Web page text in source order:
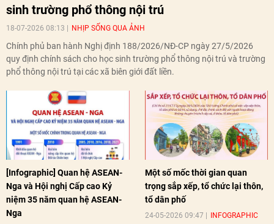
sinh trường phổ thông nội trú
18-07-2026 08:13 NHỊP SỐNG QUA ẢNH
Chính phủ ban hành Nghị định 188/2026/NĐ-CP ngày 27/5/2026
quy định chính sách cho học sinh trường phổ thông nội trú và trường
phổ thông nội trú tại các xã biên giới đất liền.
[Infographic] Quan hệ ASEAN-
Nga và Hội nghị Cấp cao Kỷ
niệm 35 năm quan hệ ASEAN-
Nga
Một số mốc thời gian quan
trọng sắp xếp, tổ chức lại thôn,
tổ dân phố
24-05-2026 09:47 INFOGRAPHIC